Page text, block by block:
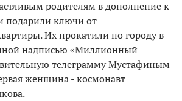
родителям в дополнение к
подарили ключи от
Их прокатили по городу в
надписью «Миллионный
телеграмму Мустафиным
женщина - космонавт